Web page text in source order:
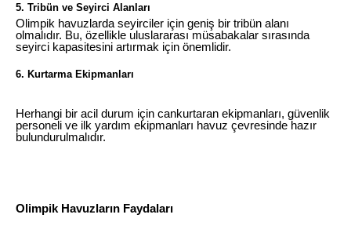
5. Tribün ve Seyirci Alanları
Olimpik havuzlarda seyirciler için geniş bir tribün alanı
olmalıdır. Bu, özellikle uluslararası müsabakalar sırasında
seyirci kapasitesini artırmak için önemlidir.
6. Kurtarma Ekipmanları
Herhangi bir acil durum için cankurtaran ekipmanları, güvenlik
personeli ve ilk yardım ekipmanları havuz çevresinde hazır
bulundurulmalıdır.
Olimpik Havuzların Faydaları